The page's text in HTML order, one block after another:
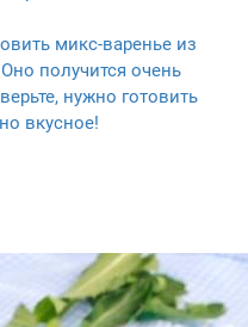
микс-варенье из
получится очень
нужно готовить
вкусное!